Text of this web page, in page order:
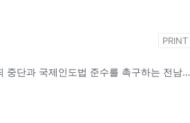
PRINT
[4.22] [전남대 민교협] 전쟁 범죄 중단과 국제인도법 준수를 촉구하는 전남대학교 교수 성명